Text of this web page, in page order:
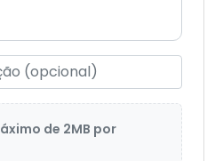
de 2MB por